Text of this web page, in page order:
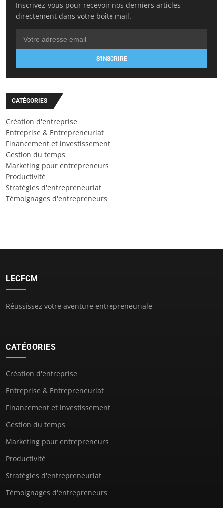
Inscrivez-vous pour recevoir nos derniers articles
directement dans votre boîte mail.
S'INSCRIRE
CATÉGORIES
Création d'entreprise
Entreprise & Entrepreneuriat
Financement et investissement
Gestion du temps
Marketing pour entrepreneurs
Productivité
Stratégies d'entrepreneuriat
Témoignages d'entrepreneurs
LECFCM
Réussissez votre aventure entrepreneuriale
CATÉGORIES
Création d'entreprise
Entreprise & Entrepreneuriat
Financement et investissement
Gestion du temps
Marketing pour entrepreneurs
Productivité
Stratégies d'entrepreneuriat
Témoignages d'entrepreneurs